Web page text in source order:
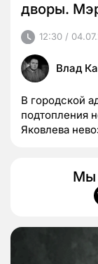
дворы.
12:30 /
Влад
В городской
подтопления
Яковлева
Мы